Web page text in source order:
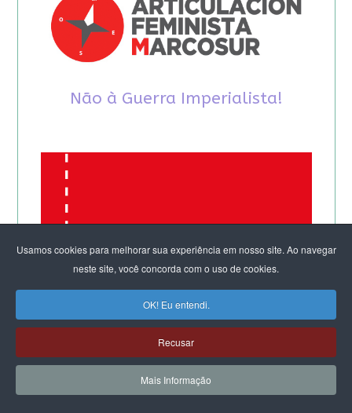
Usamos cookies para melhorar sua experiência em nosso site. Ao navegar
neste site, você concorda com o uso de cookies.
OK! Eu entendi.
Recusar
Mais Informação
Não à Guerra Imperialista!